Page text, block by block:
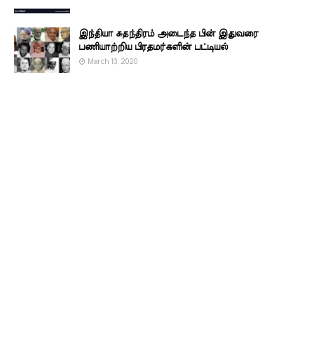
இந்தியா சுதந்திரம் அடைந்த பின் இதுவரை
பணியாற்றிய பிரதமர்களின்‌ பட்டியல்‌
March 13, 2020